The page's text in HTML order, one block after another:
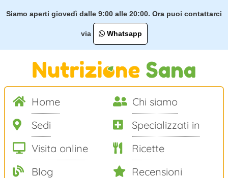
Siamo aperti giovedì dalle 9:00 alle 20:00. Ora puoi contattarci
via Whatsapp
Home
Chi siamo
Sedi
Specializzati in
Visita online
Ricette
Blog
Recensioni